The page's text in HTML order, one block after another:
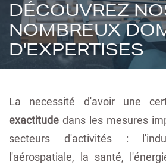
DÉCOUVREZ
NOMBREUX
D'EXPERTISES
La necessité d'avoir une
exactitude dans les mesures
secteurs d'activités :
l'aérospatiale, la santé,